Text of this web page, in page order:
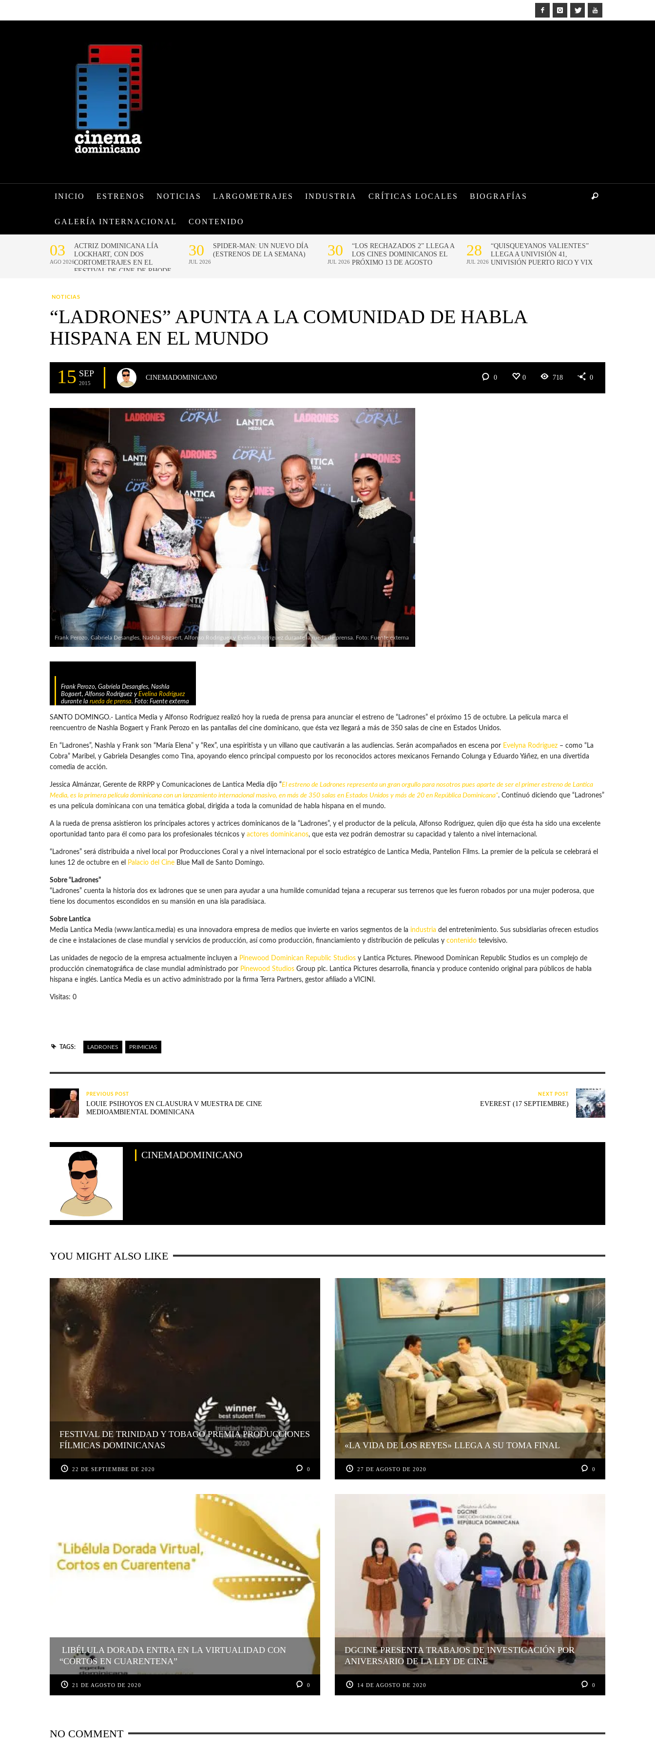
INICIO ESTRENOS NOTICIAS LARGOMETRAJES INDUSTRIA CRÍTICAS LOCALES BIOGRAFÍAS
GALERÍA INTERNACIONAL CONTENIDO
NOTICIAS
“LADRONES” APUNTA A LA COMUNIDAD DE HABLA
HISPANA EN EL MUNDO
15 SEP
2015
CINEMADOMINICANO 0 0 718 0
Frank Perozo, Gabriela Desangles, Nashla Bogaert, Alfonso Rodríguez y Evelina Rodríguez durante la rueda de prensa. Foto: Fuente externa
Frank Perozo, Gabriela Desangles, Nashla
Bogaert, Alfonso Rodríguez yEvelina Rodríguez
durante la rueda de prensa. Foto: Fuente externa
SANTO DOMINGO.- Lantica Media y Alfonso Rodríguez realizó hoy la rueda de prensa para anunciar el estreno de “Ladrones” el próximo 15 de octubre. La película marca el
reencuentro de Nashla Bogaert y Frank Perozo en las pantallas del cine dominicano, que ésta vez llegará a más de 350 salas de cine en Estados Unidos.
En “Ladrones”, Nashla y Frank son “María Elena” y “Rex”, una espiritista y un villano que cautivarán a las audiencias. Serán acompañados en escena por Evelyna Rodríguez – como “La
Cobra” Maribel, y Gabriela Desangles como Tina, apoyando elenco principal compuesto por los reconocidos actores mexicanos Fernando Colunga y Eduardo Yáñez, en una divertida
comedia de acción.
Jessica Almánzar, Gerente de RRPP y Comunicaciones de Lantica Media dijo “El estreno de Ladrones representa un gran orgullo para nosotros pues aparte de ser el primer estreno de Lantica
Media, es la primera película dominicana con un lanzamiento internacional masivo, en más de 350 salas en Estados Unidos y más de 20 en República Dominicana”. Continuó diciendo que “Ladrones”
es una película dominicana con una temática global, dirigida a toda la comunidad de habla hispana en el mundo.
A la rueda de prensa asistieron los principales actores y actrices dominicanos de la “Ladrones”, y el productor de la película, Alfonso Rodríguez, quien dijo que ésta ha sido una excelente
oportunidad tanto para él como para los profesionales técnicos y actores dominicanos, que esta vez podrán demostrar su capacidad y talento a nivel internacional.
“Ladrones” será distribuida a nivel local por Producciones Coral y a nivel internacional por el socio estratégico de Lantica Media, Pantelion Films. La premier de la película se celebrará el
lunes 12 de octubre en el
Palacio del Cine Blue Mall de Santo Domingo.
Sobre “Ladrones”
“Ladrones” cuenta la historia dos ex ladrones que se unen para ayudar a una humilde comunidad tejana a recuperar sus terrenos que les fueron robados por una mujer poderosa, que
tiene los documentos escondidos en su mansión en una isla paradisíaca.
Sobre Lantica
Media Lantica Media (www.lantica.media) es una innovadora empresa de medios que invierte en varios segmentos de la industria del entretenimiento. Sus subsidiarias ofrecen estudios
de cine e instalaciones de clase mundial y servicios de producción, así como producción, financiamiento y distribución de películas y contenido televisivo.
Las unidades de negocio de la empresa actualmente incluyen a Pinewood Dominican Republic Studios y Lantica Pictures. Pinewood Dominican Republic Studios es un complejo de
producción cinematográfica de clase mundial administrado por Pinewood Studios Group plc. Lantica Pictures desarrolla, financia y produce contenido original para públicos de habla
hispana e inglés. Lantica Media es un activo administrado por la firma Terra Partners, gestor afiliado a VICINI.
Visitas: 0
TAGS: LADRONES PRIMICIAS
PREVIOUS POST
LOUIE PSIHOYOS EN CLAUSURA V MUESTRA DE CINE
MEDIOAMBIENTAL DOMINICANA
NEXT POST
EVEREST (17 SEPTIEMBRE)
CINEMADOMINICANO
YOU MIGHT ALSO LIKE
FESTIVAL DE TRINIDAD Y TOBAGO PREMIA PRODUCCIONES
FÍLMICAS DOMINICANAS
22 DE SEPTIEMBRE DE 2020 0
«LA VIDA DE LOS REYES» LLEGA A SU TOMA FINAL
27 DE AGOSTO DE 2020 0
LIBÉLULA DORADA ENTRA EN LA VIRTUALIDAD CON
“CORTOS EN CUARENTENA”
21 DE AGOSTO DE 2020 0
DGCINE PRESENTA TRABAJOS DE INVESTIGACIÓN POR
ANIVERSARIO DE LA LEY DE CINE
14 DE AGOSTO DE 2020 0
NO COMMENT